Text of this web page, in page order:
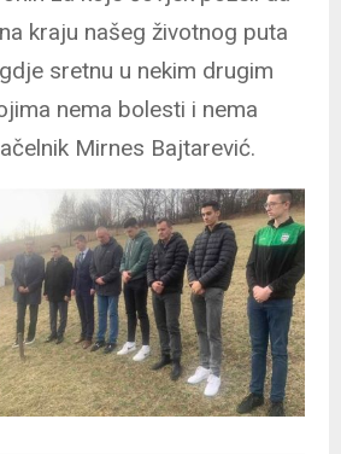
kraju našeg životnog puta
sretnu u nekim drugim
nema bolesti i nema
Mirnes Bajtarević.